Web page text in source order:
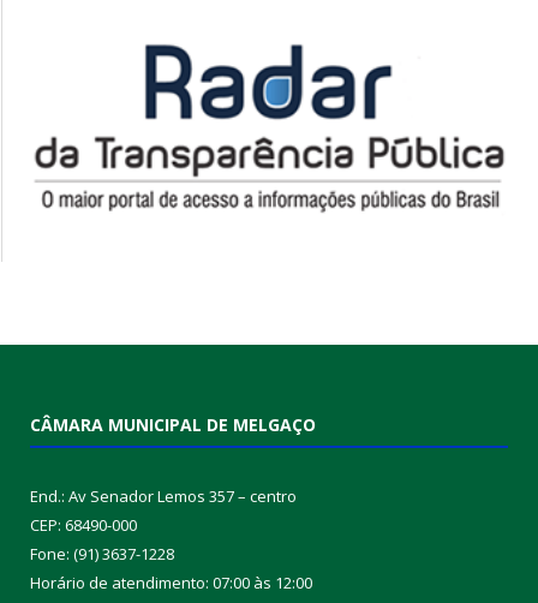
CÂMARA MUNICIPAL DE MELGAÇO
End.: Av Senador Lemos 357 – centro
CEP: 68490-000
Fone: (91) 3637-1228
Horário de atendimento: 07:00 às 12:00